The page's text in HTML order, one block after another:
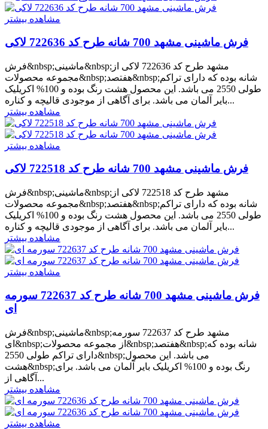
مشاهده بیشتر
فرش ماشینی مشهد 700 شانه طرح کد 722636 لاکی
فرش&nbsp;ماشینی&nbsp;مشهد طرح کد 722636 لاکی از
مجموعه محصولات&nbsp;هفتصد&nbsp;شانه بوده که دارای تراکم
طولی 2550 می باشد. این محصول هشت رنگ بوده و 100% اکریلیک
بایر آلمان می باشد. برای آگاهی از موجودی قالیچه و کناره...
مشاهده بیشتر
مشاهده بیشتر
فرش ماشینی مشهد 700 شانه طرح کد 722518 لاکی
فرش&nbsp;ماشینی&nbsp;مشهد طرح کد 722518 لاکی از
مجموعه محصولات&nbsp;هفتصد&nbsp;شانه بوده که دارای تراکم
طولی 2550 می باشد. این محصول هشت رنگ بوده و 100% اکریلیک
بایر آلمان می باشد. برای آگاهی از موجودی قالیچه و کناره...
مشاهده بیشتر
مشاهده بیشتر
فرش ماشینی مشهد 700 شانه طرح کد 722637 سورمه
ای
فرش&nbsp;ماشینی&nbsp;مشهد طرح کد 722637 سورمه
ای&nbsp;از مجموعه محصولات&nbsp;هفتصد&nbsp;شانه بوده که
دارای تراکم طولی 2550&nbsp;می باشد. این محصول
هشت&nbsp;رنگ بوده و 100% اکریلیک بایر آلمان می باشد. برای
آگاهی از...
مشاهده بیشتر
مشاهده بیشتر